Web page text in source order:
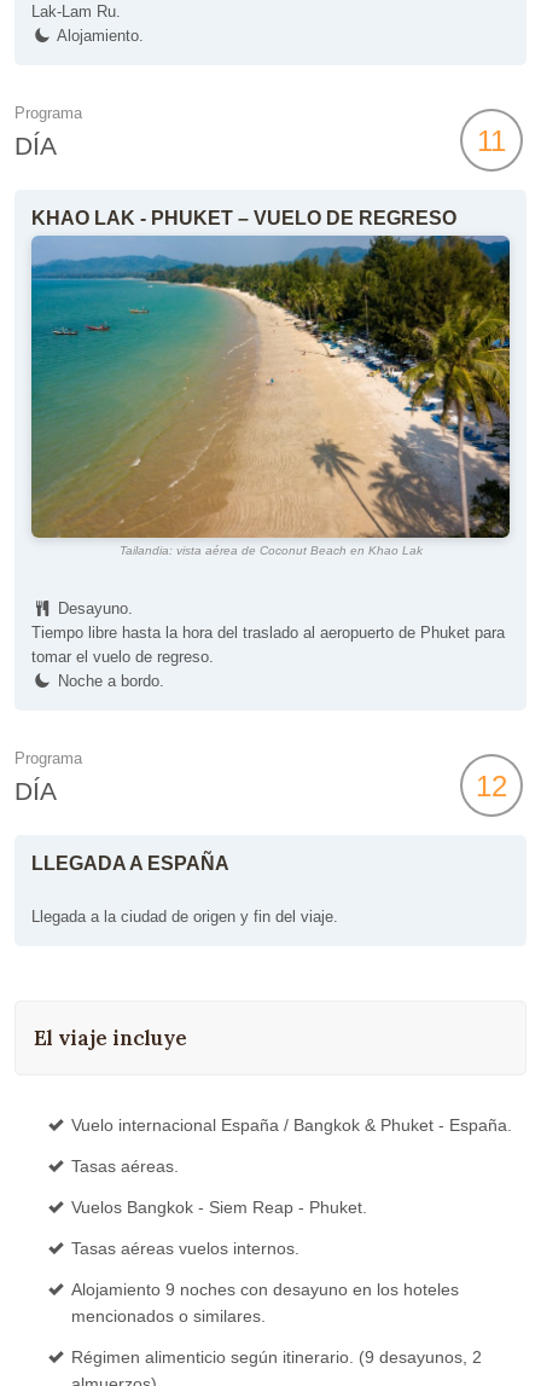
Lak-Lam Ru.
Alojamiento.
Programa
DÍA 11
KHAO LAK - PHUKET – VUELO DE REGRESO
Tailandia: vista aérea de Coconut Beach en Khao Lak
Desayuno.
Tiempo libre hasta la hora del traslado al aeropuerto de Phuket para
tomar el vuelo de regreso.
Noche a bordo.
Programa
DÍA 12
LLEGADA A ESPAÑA
Llegada a la ciudad de origen y fin del viaje.
El viaje incluye
Vuelo internacional España / Bangkok & Phuket - España.
Tasas aéreas.
Vuelos Bangkok - Siem Reap - Phuket.
Tasas aéreas vuelos internos.
Alojamiento 9 noches con desayuno en los hoteles
mencionados o similares.
Régimen alimenticio según itinerario. (9 desayunos, 2